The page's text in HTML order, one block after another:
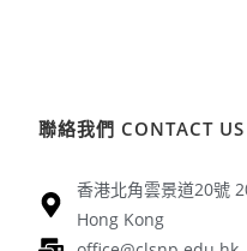
聯絡我們 CONTACT US
香港北角雲景道20號
Hong Kong